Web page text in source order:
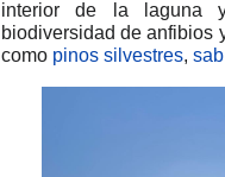
interior de la laguna
biodiversidad de
como pinos silvestres,